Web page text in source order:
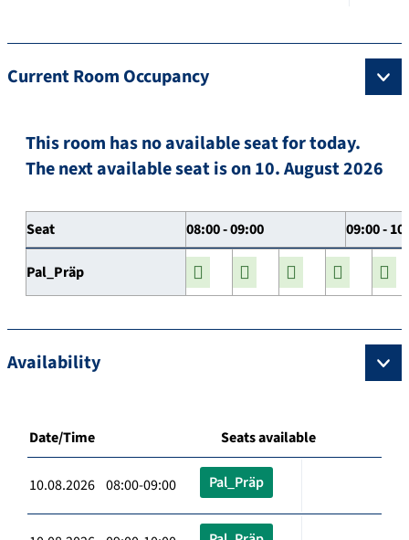
Current Room Occupancy
This room has no available seat for today.
The next available seat is on 10. August 2026
Seat 08:00 - 09:00 09:00 -
Pal_Präp
Availability
Date/Time Seats available
10.08.2026 08:00-09:00 Pal_Präp